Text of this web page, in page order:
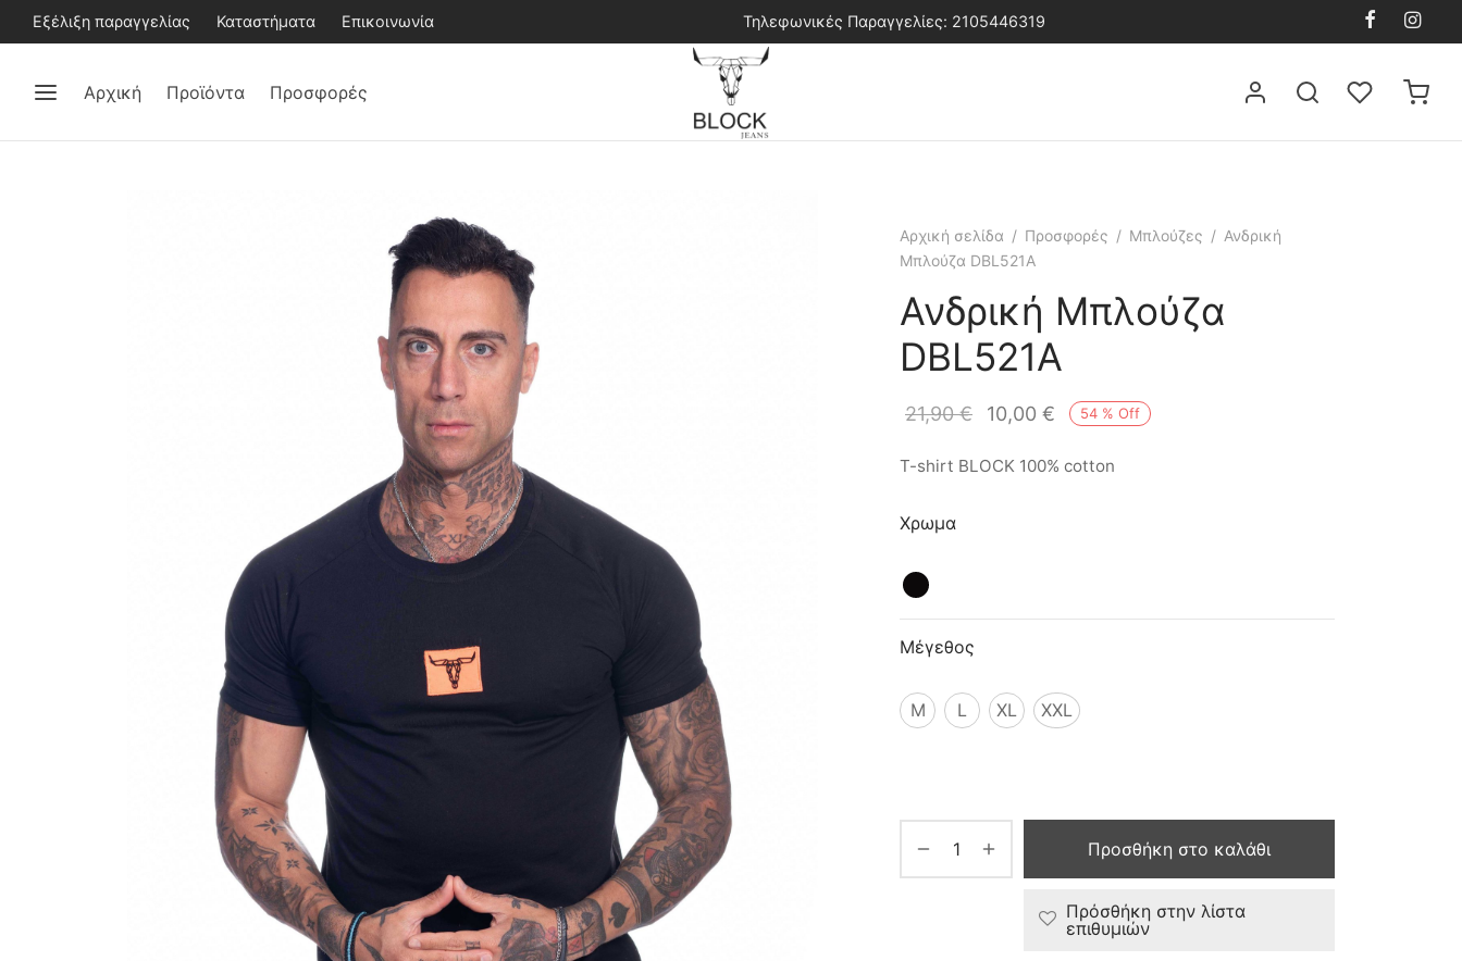
Εξέλιξη παραγγελίας Καταστήματα Επικοινωνία Τηλεφωνικές Παραγγελίες: 2105446319
Αρχική Προϊόντα Προσφορές
Αρχική σελίδα / Προσφορές / Μπλούζες / Ανδρική
Μπλούζα DBL521A
Ανδρική Μπλούζα
DBL521A
54 % Off
21,90€ 10,00 €
T-shirt BLOCK 100% cotton
Χρωμα
Μέγεθος
M L XL XXL
Προσθήκη στο καλάθι
Πρόσθήκη στην λίστα
επιθυμιών